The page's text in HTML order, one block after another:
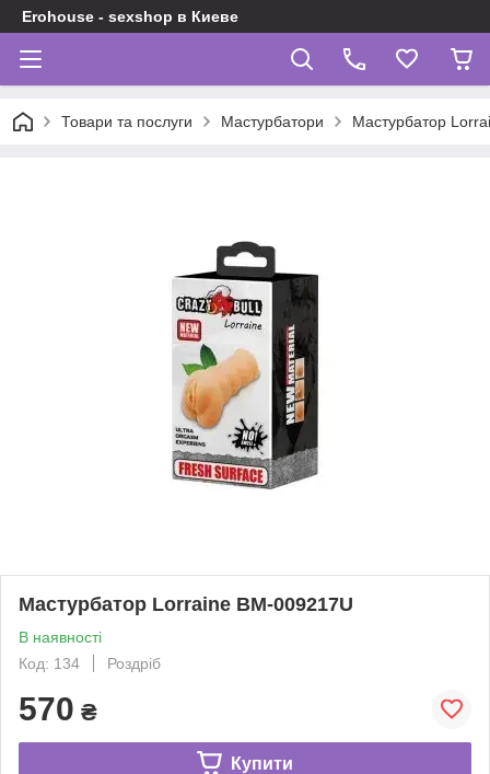
Erohouse - sexshop в Киеве
Товари та послуги Мастурбатори Мастурбатор
Мастурбатор Lorraine BM-009217U
В наявності
Код: 134
Роздріб
570 ₴
Купити